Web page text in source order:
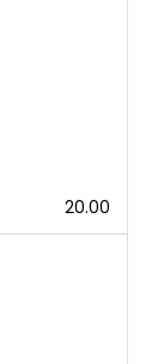
20.00